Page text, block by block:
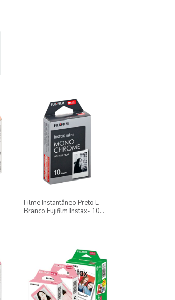
Filme Instantâneo Preto E
Branco Fujifilm Instax- 10